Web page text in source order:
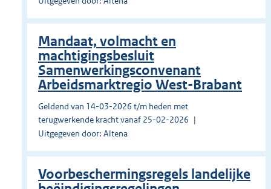
Mandaat, volmacht en
machtigingsbesluit
Samenwerkingsconvenant
Arbeidsmarktregio West-Brabant
Geldend van 14-03-2026 t/m heden met
terugwerkende kracht vanaf 25-02-2026
Uitgegeven door: Altena
Voorbeschermingsregels landelijke